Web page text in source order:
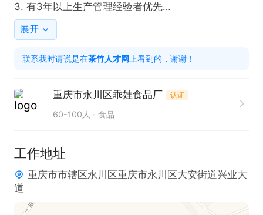
3. 有3年以上生产管理经验者优先
工作时间
展开
联系我时请说是在茶竹人才网 上看到的，谢谢！
重庆市永川区乖娃食品厂 认证
60-100人 食品
工作地址
重庆市市辖区永川区重庆市永川区大安街道兴业大
道